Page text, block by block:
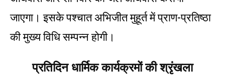
जाएगा। इसके पश्चात अभिजीत मुहूर्त में प्राण-प्रतिष्ठा
की मुख्य विधि सम्पन्न होगी।
प्रतिदिन धार्मिक कार्यक्रमों की श्रृंखला